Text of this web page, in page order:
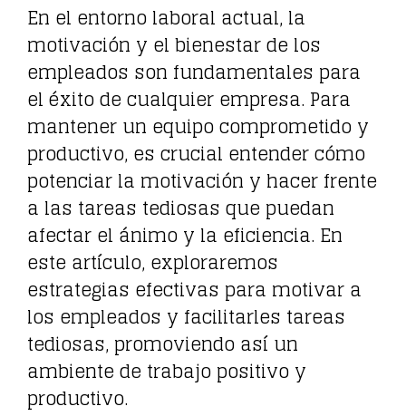
En el entorno laboral actual, la
motivación y el bienestar de los
empleados son fundamentales para
el éxito de cualquier empresa. Para
mantener un equipo comprometido y
productivo, es crucial entender cómo
potenciar la motivación y hacer frente
a las tareas tediosas que puedan
afectar el ánimo y la eficiencia. En
este artículo, exploraremos
estrategias efectivas para motivar a
los empleados y facilitarles tareas
tediosas, promoviendo así un
ambiente de trabajo positivo y
productivo.